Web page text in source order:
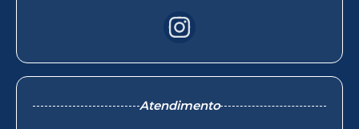
Atendimento